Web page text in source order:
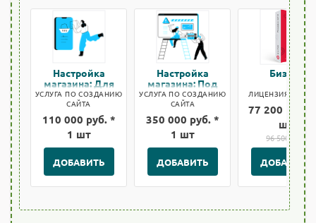
Настройка
магазина: Для
быстрого старта
УСЛУГА ПО СОЗДАНИЮ
САЙТА
110 000 руб. *
1 шт
ДОБАВИТЬ
Настройка
магазина: Под
ключ
УСЛУГА ПО СОЗДАНИЮ
САЙТА
350 000 руб. *
1 шт
ДОБАВИТЬ
Бизнес
ЛИЦЕНЗИЯ
77 200 руб.
шт
96 500 руб.
ДОБАВИТЬ